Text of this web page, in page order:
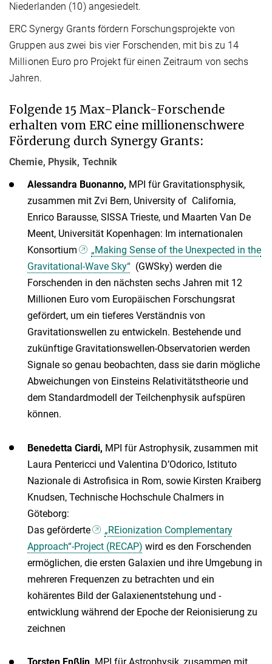
Niederlanden (10) angesiedelt.
ERC Synergy Grants fördern Forschungsprojekte von
Gruppen aus zwei bis vier Forschenden, mit bis zu 14
Millionen Euro pro Projekt für einen Zeitraum von sechs
Jahren.
Folgende 15 Max-Planck-Forschende
erhalten vom ERC eine millionenschwere
Förderung durch Synergy Grants:
Chemie, Physik, Technik
Alessandra Buonanno, MPI für Gravitationsphysik,
zusammen mit Zvi Bern, University of California,
Enrico Barausse, SISSA Trieste, und Maarten Van De
Meent, Universität Kopenhagen: Im internationalen
Konsortium
„Making Sense of the Unexpected in the
Gravitational-Wave Sky“ (GWSky) werden die
Forschenden in den nächsten sechs Jahren mit 12
Millionen Euro vom Europäischen Forschungsrat
gefördert, um ein tieferes Verständnis von
Gravitationswellen zu entwickeln. Bestehende und
zukünftige Gravitationswellen-Observatorien werden
Signale so genau beobachten, dass sie darin mögliche
Abweichungen von Einsteins Relativitätstheorie und
dem Standardmodell der Teilchenphysik aufspüren
können.
Benedetta Ciardi, MPI für Astrophysik, zusammen mit
Laura Pentericci und Valentina D’Odorico, Istituto
Nazionale di Astrofisica in Rom, sowie Kirsten Kraiberg
Knudsen, Technische Hochschule Chalmers in
Göteborg:
Das geförderte
„REionization Complementary
Approach“-Project (RECAP) wird es den Forschenden
ermöglichen, die ersten Galaxien und ihre Umgebung in
mehreren Frequenzen zu betrachten und ein
kohärentes Bild der Galaxienentstehung und -
entwicklung während der Epoche der Reionisierung zu
zeichnen